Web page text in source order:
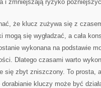
i zmniejszają ryzyko
że klucz zużywa się z
mogą się wygładzać, a cała
wykonana na podstawie
Dlatego czasami warto
się zbyt zniszczony. To prosta,
kluczy może być